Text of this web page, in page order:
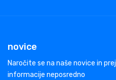
novice
Naročite se na naše novice in
informacije neposredno